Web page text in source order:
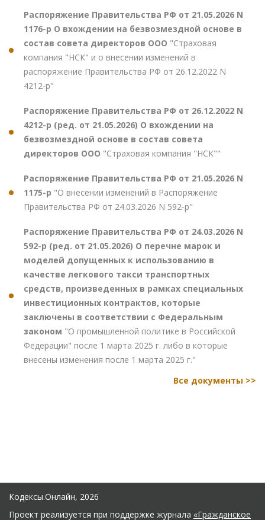
Распоряжение Правительства РФ от 21.05.2026 N
1176-р О вхождении на безвозмездной основе в
состав совета директоров ООО "Страховая
компания "НСК" и о внесении изменений в
распоряжение Правительства РФ от 26.12.2022 N
4212-р"
Распоряжение Правительства РФ от 26.12.2022 N
4212-р (ред. от 21.05.2026) О вхождении на
безвозмездной основе в состав совета
директоров ООО "Страховая компания "НСК""
Распоряжение Правительства РФ от 21.05.2026 N
1175-р "О внесении изменений в Распоряжение
Правительства РФ от 24.03.2026 N 592-р"
Распоряжение Правительства РФ от 24.03.2026 N
592-р (ред. от 21.05.2026) О перечне марок и
моделей допущенных к использованию в
качестве легкового такси транспортных
средств, произведенных в рамках специальных
инвестиционных контрактов, которые
заключены в соответствии с Федеральным
законом "О промышленной политике в Российской
Федерации" после 1 марта 2025 г. либо в которые
внесены изменения после 1 марта 2025 г."
Все документы >>
Кодексы.Онлайн, 2026
Проект реализуется при поддержке журнала «Гражданское